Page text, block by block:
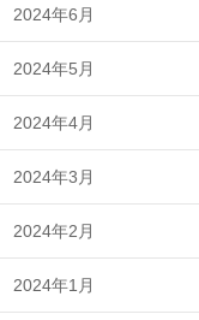
2024年6月
2024年5月
2024年4月
2024年3月
2024年2月
2024年1月